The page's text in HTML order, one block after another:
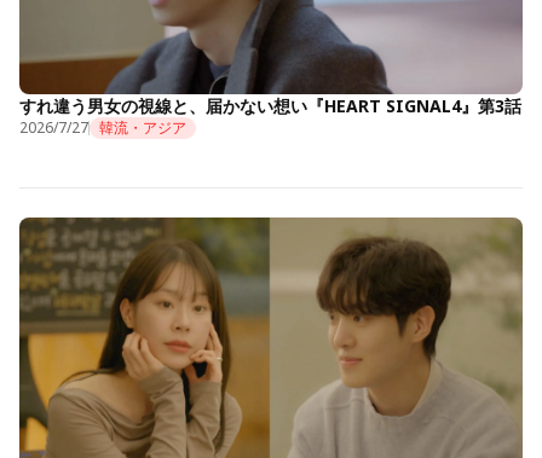
すれ違う男女の視線と、届かない想い『HEART SIGNAL4』第3話
2026/7/27 韓流・アジア